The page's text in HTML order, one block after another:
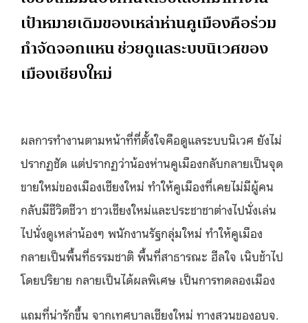
เป้าหมายเดิมของเหล่าห่านคูเมืองคือร่วม
กำจัดจอกแหน ช่วยดูแลระบบนิเวศของ
เมืองเชียงใหม่
ผลการทำงานตามหน้าที่ที่ตั้งใจคือดูแลระบบนิเวศ ยังไม่
ปรากฏชัด แต่ปรากฏว่าน้องห่านคูเมืองกลับกลายเป็นจุด
ขายใหม่ของเมืองเชียงใหม่ ทำให้คูเมืองที่เคยไม่มีผู้คน
กลับมีชีวิตชีวา ชาวเชียงใหม่และประชาชาต่างไปนั่งเล่น
ไปนั่งดูเหล่าน้องๆ พนักงานรัฐกลุ่มใหม่ ทำให้คูเมือง
กลายเป็นพื้นที่ธรรมชาติ พื้นที่สาธารณะ ฮีลใจ เนิบช้าไป
โดยปริยาย กลายเป็นได้ผลพิเศษ เป็นการทดลองเมือง
แถมที่น่ารักขึ้น จากเทศบาลเชียงใหม่ ทางสวนของอบจ.